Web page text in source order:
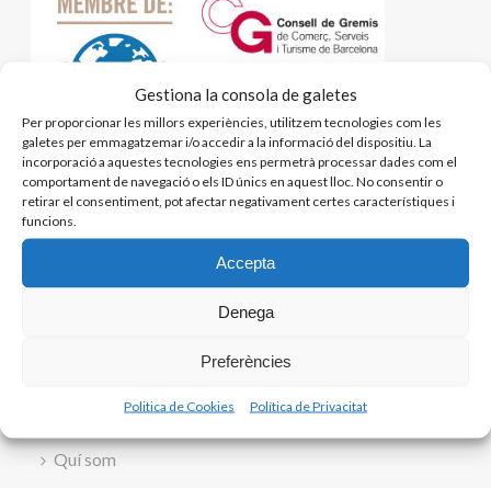
Gestiona la consola de galetes
Per proporcionar les millors experiències, utilitzem tecnologies com les
galetes per emmagatzemar i/o accedir a la informació del dispositiu. La
incorporació a aquestes tecnologies ens permetrà processar dades com el
comportament de navegació o els ID únics en aquest lloc. No consentir o
retirar el consentiment, pot afectar negativament certes característiques i
funcions.
Accepta
Denega
Preferències
Politica de Cookies Política de Privacitat
Quí som